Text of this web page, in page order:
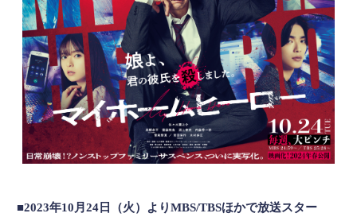
■2023年10月24日（火）よりMBS/TBSほかで放送スター